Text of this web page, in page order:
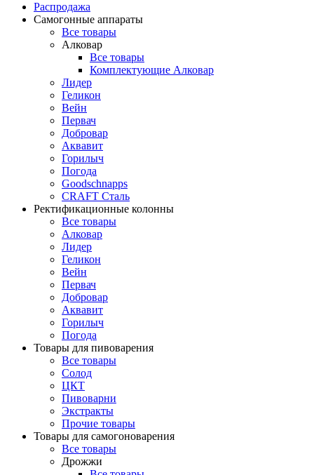
Распродажа
Самогонные аппараты
Все товары
Алковар
Все товары
Комплектующие Алковар
Лидер
Геликон
Вейн
Первач
Добровар
Аквавит
Горилыч
Погода
Goodschnapps
CRAFT Сталь
Ректификационные колонны
Все товары
Алковар
Лидер
Геликон
Вейн
Первач
Добровар
Аквавит
Горилыч
Погода
Товары для пивоварения
Все товары
Солод
ЦКТ
Пивоварни
Экстракты
Прочие товары
Товары для самогоноварения
Все товары
Дрожжи